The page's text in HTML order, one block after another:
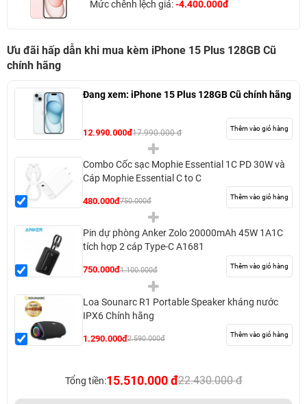
Mức chênh lệch giá:-4.400.000đ
Ưu đãi hấp dẫn khi mua kèm iPhone 15 Plus 128GB Cũ
chính hãng
Đang xem: iPhone 15 Plus 128GB Cũ chính hãng
12.990.000đ17.990.000 đ Thêm vào giỏ hàng
Combo Cốc sạc Mophie Essential 1C PD 30W và
Cáp Mophie Essential C to C
480.000đ750.000đ Thêm vào giỏ hàng
Pin dự phòng Anker Zolo 20000mAh 45W 1A1C
tích hợp 2 cáp Type-C A1681
750.000đ1.100.000đ Thêm vào giỏ hàng
Loa Sounarc R1 Portable Speaker kháng nước
IPX6 Chính hãng
1.290.000đ2.590.000đ Thêm vào giỏ hàng
Tổng tiền:15.510.000 đ22.430.000 đ